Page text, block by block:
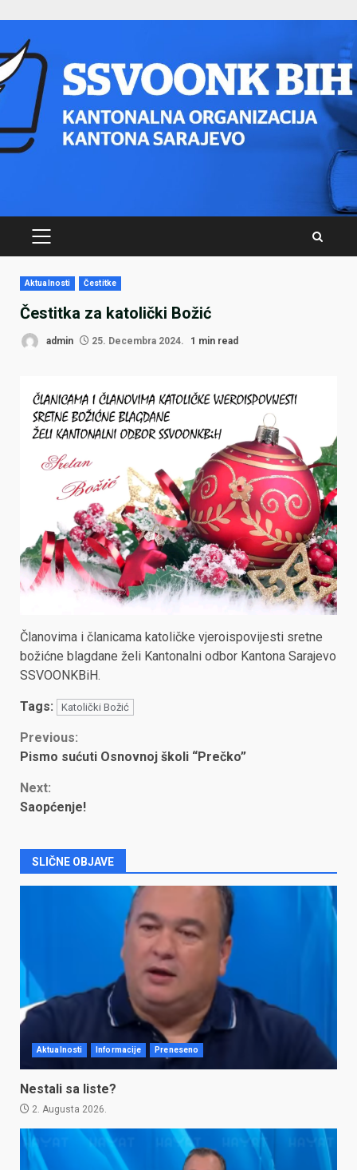
content
PRIMARY
Aktualnosti Čestitke
Čestitka za katolički Božić
admin 25. Decembra 2024. 1 min read
Članovima i članicama katoličke vjeroispovijesti sretne
božićne blagdane želi Kantonalni odbor Kantona Sarajevo
SSVOONKBiH.
Tags: Katolički Božić
Continue
Previous:
Pismo sućuti Osnovnoj školi “Prečko”
Next:
Saopćenje!
SLIČNE OBJAVE
Aktualnosti Informacije Preneseno
Nestali sa liste?
2. Augusta 2026.